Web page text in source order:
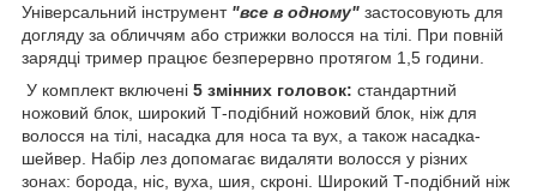
Універсальний інструмент "все в одному" застосовують для
догляду за обличчям або стрижки волосся на тілі. При повній
зарядці тример працює безперервно протягом 1,5 години.
У комплект включені 5 змінних головок: стандартний
ножовий блок, широкий Т-подібний ножовий блок, ніж для
волосся на тілі, насадка для носа та вух, а також насадка-
шейвер. Набір лез допомагає видаляти волосся у різних
зонах: борода, ніс, вуха, шия, скроні. Широкий Т-подібний ніж